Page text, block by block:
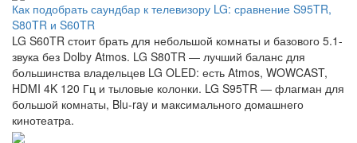
Как подобрать саундбар к телевизору LG: сравнение S95TR,
S80TR и S60TR
LG S60TR стоит брать для небольшой комнаты и базового 5.1-
звука без Dolby Atmos. LG S80TR — лучший баланс для
большинства владельцев LG OLED: есть Atmos, WOWCAST,
HDMI 4K 120 Гц и тыловые колонки. LG S95TR — флагман для
большой комнаты, Blu-ray и максимального домашнего
кинотеатра.